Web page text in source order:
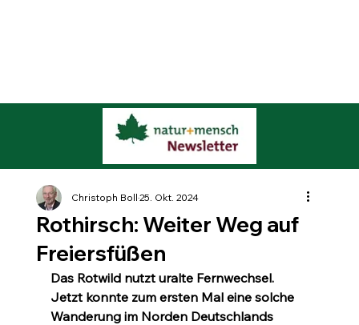
Rothirsch: Weiter Weg auf
Freiersfüßen
Christoph Boll25. Okt. 2024
Das Rotwild nutzt uralte Fernwechsel.
Jetzt konnte zum ersten Mal eine solche
Wanderung im Norden Deutschlands